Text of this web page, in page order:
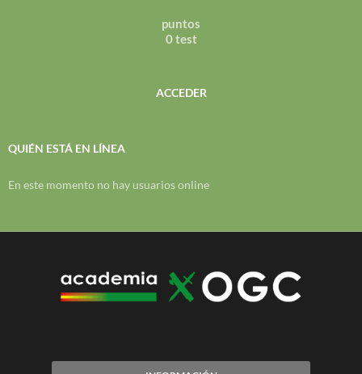
puntos
0 test
ACCEDER
QUIÉN ESTÁ EN LÍNEA
En este momento no hay usuarios online